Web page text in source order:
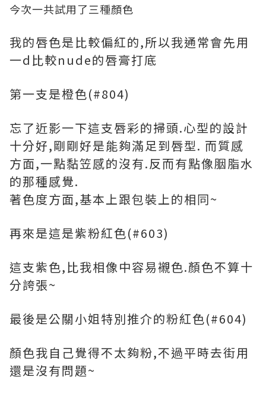
今次一共試用了三種顏色
我的唇色是比較偏紅的,所以我通常會先用
一d比較nude的唇膏打底
第一支是橙色(#804)
忘了近影一下這支唇彩的掃頭.心型的設計
十分好,剛剛好是能夠滿足到唇型. 而質感
方面,一點黏笠感的沒有.反而有點像胭脂水
的那種感覺.
著色度方面,基本上跟包裝上的相同~
再來是這是紫粉紅色(#603)
這支紫色,比我相像中容易襯色.顏色不算十
分誇張~
最後是公關小姐特別推介的粉紅色(#604)
顏色我自己覺得不太夠粉,不過平時去街用
還是沒有問題~